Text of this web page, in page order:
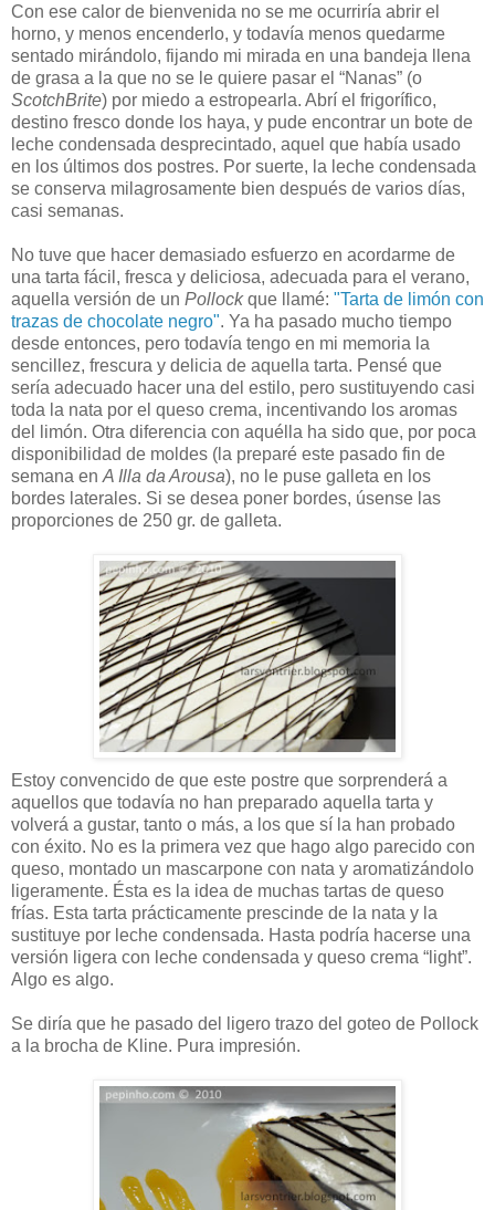
Con ese calor de bienvenida no se me ocurriría abrir el
horno, y menos encenderlo, y todavía menos quedarme
sentado mirándolo, fijando mi mirada en una bandeja llena
de grasa a la que no se le quiere pasar el “Nanas” (o
ScotchBrite) por miedo a estropearla. Abrí el frigorífico,
destino fresco donde los haya, y pude encontrar un bote de
leche condensada desprecintado, aquel que había usado
en los últimos dos postres. Por suerte, la leche condensada
se conserva milagrosamente bien después de varios días,
casi semanas.
No tuve que hacer demasiado esfuerzo en acordarme de
una tarta fácil, fresca y deliciosa, adecuada para el verano,
aquella versión de un Pollockque llamé: "Tarta de limón con
trazas de chocolate negro". Ya ha pasado mucho tiempo
desde entonces, pero todavía tengo en mi memoria la
sencillez, frescura y delicia de aquella tarta. Pensé que
sería adecuado hacer una del estilo, pero sustituyendo casi
toda la nata por el queso crema, incentivando los aromas
del limón. Otra diferencia con aquélla ha sido que, por poca
disponibilidad de moldes (la preparé este pasado fin de
semana en A Illa da Arousa), no le puse galleta en los
bordes laterales. Si se desea poner bordes, úsense las
proporciones de 250 gr. de galleta.
Estoy convencido de que este postre que sorprenderá a
aquellos que todavía no han preparado aquella tarta y
volverá a gustar, tanto o más, a los que sí la han probado
con éxito. No es la primera vez que hago algo parecido con
queso, montado un mascarpone con nata y aromatizándolo
ligeramente. Ésta es la idea de muchas tartas de queso
frías. Esta tarta prácticamente prescinde de la nata y la
sustituye por leche condensada. Hasta podría hacerse una
versión ligera con leche condensada y queso crema “light”.
Algo es algo.
Se diría que he pasado del ligero trazo del goteo de Pollock
a la brocha de Kline. Pura impresión.